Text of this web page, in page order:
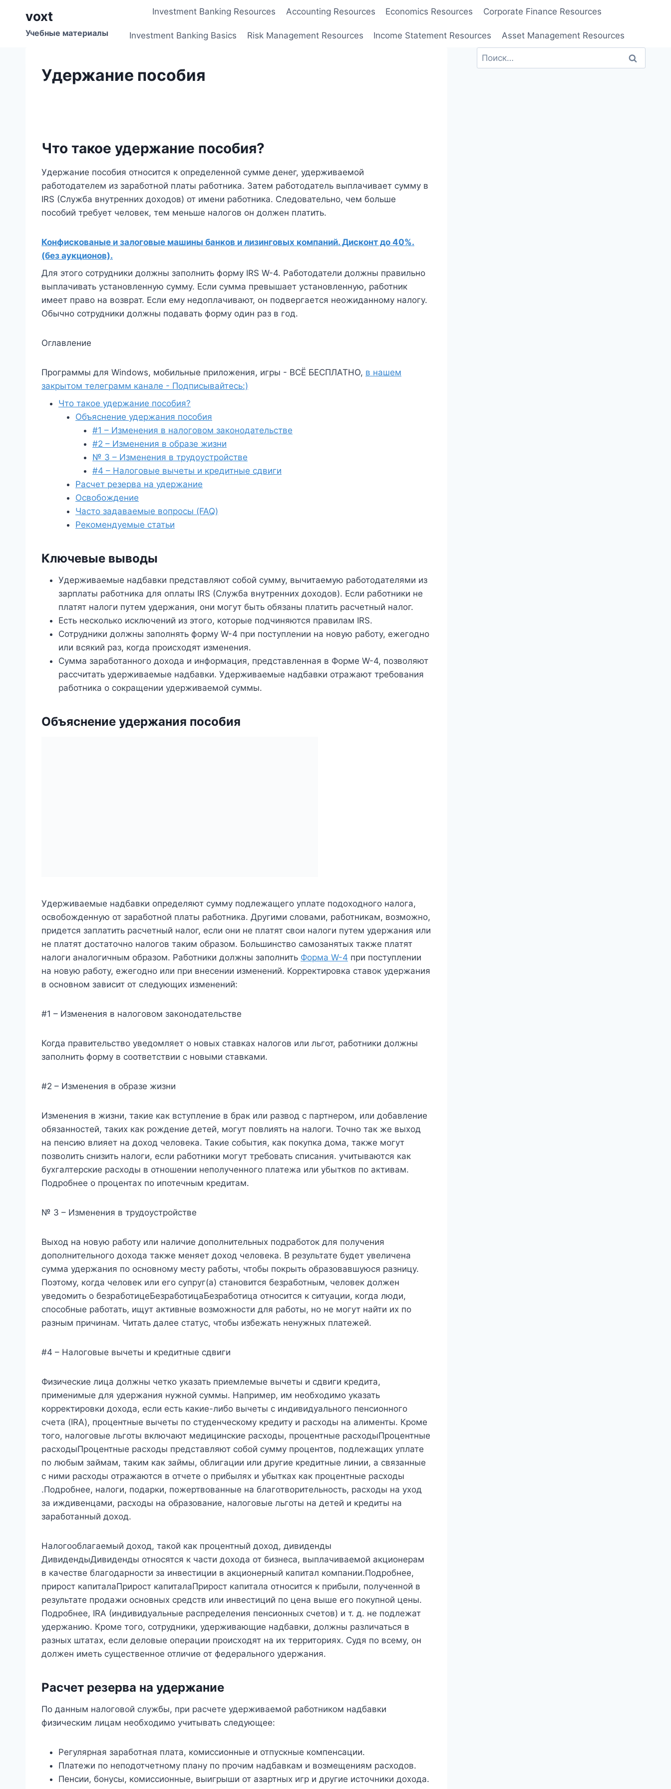
содержимому
voxt
Учебные материалы
Investment Banking Resources Accounting Resources Economics Resources Corporate Finance Resources
Investment Banking Basics Risk Management Resources Income Statement Resources Asset Management Resources
Удержание пособия
Что такое удержание пособия?
Удержание пособия относится к определенной сумме денег, удерживаемой
работодателем из заработной платы работника. Затем работодатель выплачивает сумму в
IRS (Служба внутренних доходов) от имени работника. Следовательно, чем больше
пособий требует человек, тем меньше налогов он должен платить.
Конфискованые и залоговые машины банков и лизинговых компаний. Дисконт до 40%.
(без аукционов).
Для этого сотрудники должны заполнить форму IRS W-4. Работодатели должны правильно
выплачивать установленную сумму. Если сумма превышает установленную, работник
имеет право на возврат. Если ему недоплачивают, он подвергается неожиданному налогу.
Обычно сотрудники должны подавать форму один раз в год.
Оглавление
Программы для Windows, мобильные приложения, игры - ВСЁ БЕСПЛАТНО, в нашем
закрытом телеграмм канале - Подписывайтесь:)
Что такое удержание пособия?
Объяснение удержания пособия
#1 – Изменения в налоговом законодательстве
#2 – Изменения в образе жизни
№ 3 – Изменения в трудоустройстве
#4 – Налоговые вычеты и кредитные сдвиги
Расчет резерва на удержание
Освобождение
Часто задаваемые вопросы (FAQ)
Рекомендуемые статьи
Ключевые выводы
Удерживаемые надбавки представляют собой сумму, вычитаемую работодателями из
зарплаты работника для оплаты IRS (Служба внутренних доходов). Если работники не
платят налоги путем удержания, они могут быть обязаны платить расчетный налог.
Есть несколько исключений из этого, которые подчиняются правилам IRS.
Сотрудники должны заполнять форму W-4 при поступлении на новую работу, ежегодно
или всякий раз, когда происходят изменения.
Сумма заработанного дохода и информация, представленная в Форме W-4, позволяют
рассчитать удерживаемые надбавки. Удерживаемые надбавки отражают требования
работника о сокращении удерживаемой суммы.
Объяснение удержания пособия
Удерживаемые надбавки определяют сумму подлежащего уплате подоходного налога,
освобожденную от заработной платы работника. Другими словами, работникам, возможно,
придется заплатить расчетный налог, если они не платят свои налоги путем удержания или
не платят достаточно налогов таким образом. Большинство самозанятых также платят
налоги аналогичным образом. Работники должны заполнить Форма W-4 при поступлении
на новую работу, ежегодно или при внесении изменений. Корректировка ставок удержания
в основном зависит от следующих изменений:
#1 – Изменения в налоговом законодательстве
Когда правительство уведомляет о новых ставках налогов или льгот, работники должны
заполнить форму в соответствии с новыми ставками.
#2 – Изменения в образе жизни
Изменения в жизни, такие как вступление в брак или развод с партнером, или добавление
обязанностей, таких как рождение детей, могут повлиять на налоги. Точно так же выход
на пенсию влияет на доход человека. Такие события, как покупка дома, также могут
позволить снизить налоги, если работники могут требовать списания. учитываются как
бухгалтерские расходы в отношении неполученного платежа или убытков по активам.
Подробнее о процентах по ипотечным кредитам.
№ 3 – Изменения в трудоустройстве
Выход на новую работу или наличие дополнительных подработок для получения
дополнительного дохода также меняет доход человека. В результате будет увеличена
сумма удержания по основному месту работы, чтобы покрыть образовавшуюся разницу.
Поэтому, когда человек или его супруг(а) становится безработным, человек должен
уведомить о безработицеБезработицаБезработица относится к ситуации, когда люди,
способные работать, ищут активные возможности для работы, но не могут найти их по
разным причинам. Читать далее статус, чтобы избежать ненужных платежей.
#4 – Налоговые вычеты и кредитные сдвиги
Физические лица должны четко указать приемлемые вычеты и сдвиги кредита,
применимые для удержания нужной суммы. Например, им необходимо указать
корректировки дохода, если есть какие-либо вычеты с индивидуального пенсионного
счета (IRA), процентные вычеты по студенческому кредиту и расходы на алименты. Кроме
того, налоговые льготы включают медицинские расходы, процентные расходыПроцентные
расходыПроцентные расходы представляют собой сумму процентов, подлежащих уплате
по любым займам, таким как займы, облигации или другие кредитные линии, а связанные
с ними расходы отражаются в отчете о прибылях и убытках как процентные расходы
.Подробнее, налоги, подарки, пожертвованные на благотворительность, расходы на уход
за иждивенцами, расходы на образование, налоговые льготы на детей и кредиты на
заработанный доход.
Налогооблагаемый доход, такой как процентный доход, дивиденды
ДивидендыДивиденды относятся к части дохода от бизнеса, выплачиваемой акционерам
в качестве благодарности за инвестиции в акционерный капитал компании.Подробнее,
прирост капиталаПрирост капиталаПрирост капитала относится к прибыли, полученной в
результате продажи основных средств или инвестиций по цена выше его покупной цены.
Подробнее, IRA (индивидуальные распределения пенсионных счетов) и т. д. не подлежат
удержанию. Кроме того, сотрудники, удерживающие надбавки, должны различаться в
разных штатах, если деловые операции происходят на их территориях. Судя по всему, он
должен иметь существенное отличие от федерального удержания.
Расчет резерва на удержание
По данным налоговой службы, при расчете удерживаемой работником надбавки
физическим лицам необходимо учитывать следующее:
Регулярная заработная плата, комиссионные и отпускные компенсации.
Платежи по неподотчетному плану по прочим надбавкам и возмещениям расходов.
Пенсии, бонусы, комиссионные, выигрыши от азартных игр и другие источники дохода.
Найти: